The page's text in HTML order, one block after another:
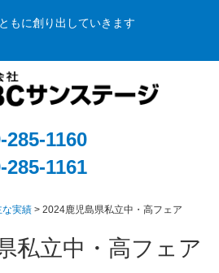
もに創り出していきます
285-1160
285-1161
な実績 > 2024鹿児島県私立中・高フェア
私立中・高フェア